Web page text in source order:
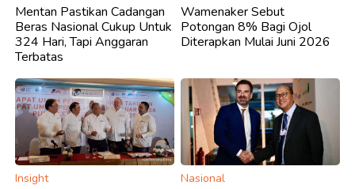
Mentan Pastikan Cadangan
Beras Nasional Cukup Untuk
324 Hari, Tapi Anggaran
Terbatas
Wamenaker Sebut
Potongan 8% Bagi Ojol
Diterapkan Mulai Juni 2026
Insight Nasional